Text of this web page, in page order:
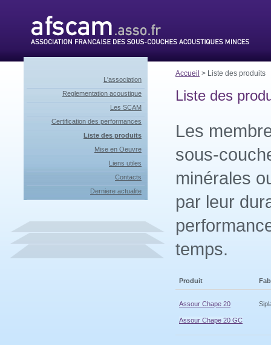
L'association
Reglementation acoustique
Les SCAM
Certification des performances
Liste des produits
Mise en Oeuvre
Liens utiles
Contacts
Derniere actualite
Accueil > Liste des produits
Liste des
Les
sous-
minérales
par leur
temps.
Produit
Assour Chape 20
Assour Chape 20 GC